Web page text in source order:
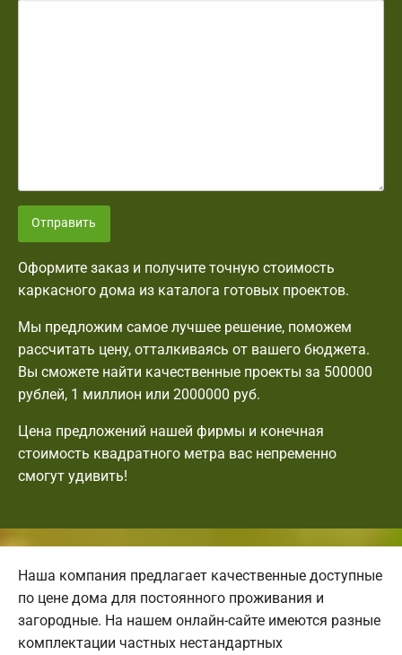
Отправить
Оформите заказ и получите точную стоимость
каркасного дома из каталога готовых проектов.
Мы предложим самое лучшее решение, поможем
рассчитать цену, отталкиваясь от вашего бюджета.
Вы сможете найти качественные проекты за 500000
рублей, 1 миллион или 2000000 руб.
Цена предложений нашей фирмы и конечная
стоимость квадратного метра вас непременно
смогут удивить!
Наша компания предлагает качественные доступные
по цене дома для постоянного проживания и
загородные. На нашем онлайн-сайте имеются разные
комплектации частных нестандартных